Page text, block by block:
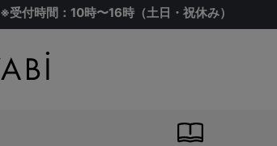
※受付時間：10時〜16時（土日・祝休み）